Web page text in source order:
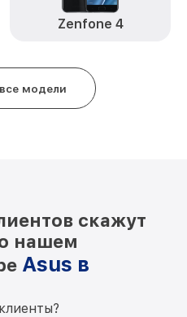
Asus
3 Asus
Zenfone 4
модели
скажут
нашем
Asus в